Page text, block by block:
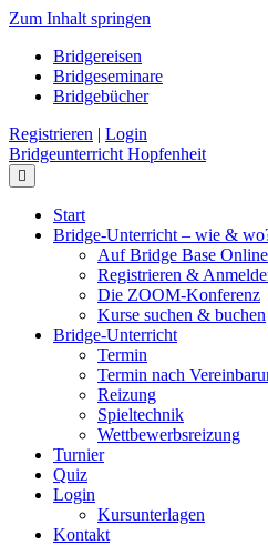
Zum Inhalt springen
Bridgereisen
Bridgeseminare
Bridgebücher
Registrieren | Login
Bridgeunterricht Hopfenheit
Start
Bridge-Unterricht – wie &
Auf Bridge Base
Registrieren &
Die ZOOM-Konferenz
Kurse suchen & buchen
Bridge-Unterricht
Termin
Termin nach
Reizung
Spieltechnik
Wettbewerbsreizung
Turnier
Quiz
Login
Kursunterlagen
Kontakt